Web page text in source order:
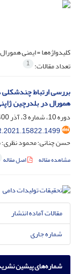
کلیدواژه‌ها =ایمنی همورال
تعداد مقالات: 1
همورال در بلدرچین
دوره 10، شماره 3، آذر 1400، صفحه
حسن چنانی؛ محمود
مشاهده مقاله اصل مقاله
مقالات آماده انتشار
شماره جاری
شماره‌های پیشین